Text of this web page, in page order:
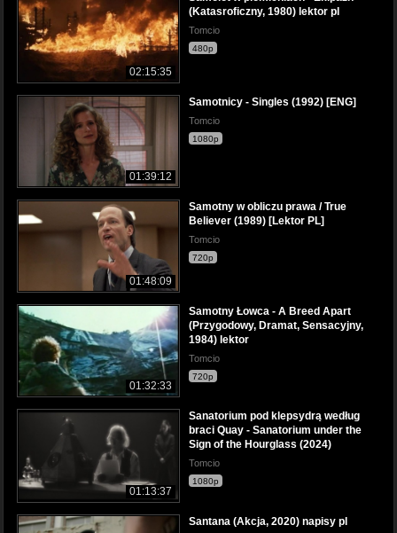
02:15:35
(Katasroficzny, 1980) lektor pl
Tomcio
480p
01:39:12
Samotnicy - Singles (1992) [ENG]
Tomcio
1080p
01:48:09
Samotny w obliczu prawa / True
Believer (1989) [Lektor PL]
Tomcio
720p
01:32:33
Samotny Łowca - A Breed Apart
(Przygodowy, Dramat, Sensacyjny,
1984) lektor
Tomcio
720p
01:13:37
Sanatorium pod klepsydrą według
braci Quay - Sanatorium under the
Sign of the Hourglass (2024)
Tomcio
1080p
Santana (Akcja, 2020) napisy pl